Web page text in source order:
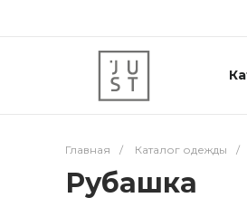
Главная / Каталог одежды /
Рубашка